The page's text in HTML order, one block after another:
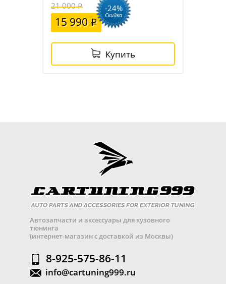
21 000
15 990
-24%
Скидка
Купить
Автозапчасти и аксессуары для кузовного
тюнинга
(интернет-магазин с доставкой из Москвы)
8-925-575-86-11
info@cartuning999.ru